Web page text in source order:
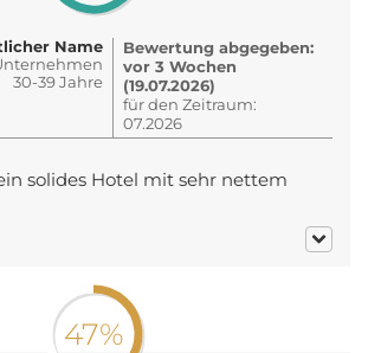
Name
30-39 Jahre
Bewertung abgegeben:
vor 3 Wochen
(19.07.2026)
für den Zeitraum:
07.2026
solides Hotel mit sehr nettem
47%